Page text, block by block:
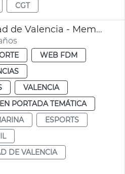
CGT
XXIV Rallye Ciudad de Valencia - Memorial Javi Sanz
WEB FDM
VALENCIA
EN PORTADA TEMÁTICA
ESPORTS
DE VALENCIA